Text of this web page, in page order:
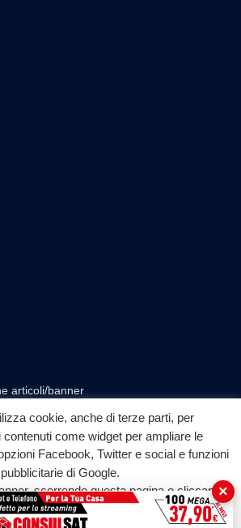
articoli/banner
f
Facebook
◎ ▶
YouTube
cookie, anche di terze parti, per
contenuti come widget per ampliare le
Facebook, Twitter e social e funzioni
pubblicitarie di Google.
scorrendo questa pagina o cliccando
elemento acconsenti all'uso dei cookie.
×